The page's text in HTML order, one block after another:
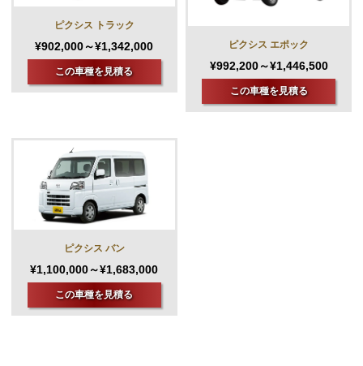
ピクシス トラック
¥902,000～¥1,342,000
この車種を見積る
ピクシス エポック
¥992,200～¥1,446,500
この車種を見積る
ピクシス バン
¥1,100,000～¥1,683,000
この車種を見積る